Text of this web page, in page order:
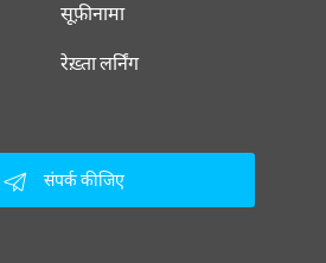
सूफ़ीनामा
रेख़्ता लर्निंग
संपर्क कीजिए